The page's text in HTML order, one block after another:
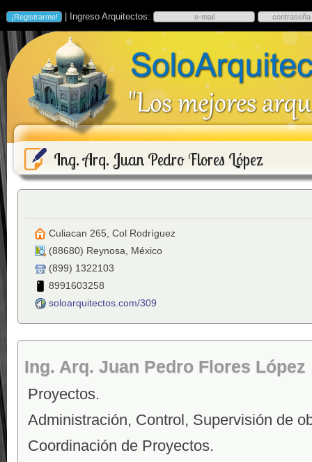
| Ingreso Arquitectos:
Ing. Arq. Juan Pedro Flores López
Culiacan 265, Col Rodríguez
(88680) Reynosa
México
(899) 1322103
8991603258
soloarquitectos.com/309
Ing. Arq. Juan Pedro Flores López
Proyectos.
Administración, Control, Supervisión de
Coordinación de Proyectos.